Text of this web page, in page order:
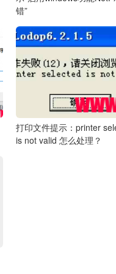
错”
打印文件提示：printer
is not valid 怎么处理？